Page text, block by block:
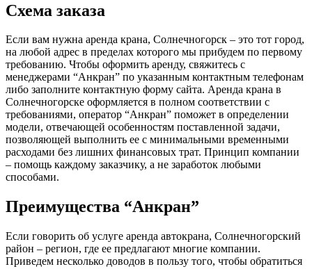
Схема заказа
Если вам нужна аренда крана, Солнечногорск – это тот город,
на любой адрес в пределах которого мы прибудем по первому
требованию. Чтобы оформить аренду, свяжитесь с
менеджерами “Анкран” по указанным контактным телефонам
либо заполните контактную форму сайта. Аренда крана в
Солнечногорске оформляется в полном соответствии с
требованиями, оператор “Анкран” поможет в определении
модели, отвечающей особенностям поставленной задачи,
позволяющей выполнить ее с минимальными временными
расходами без лишних финансовых трат. Принцип компании
– помощь каждому заказчику, а не заработок любыми
способами.
Преимущества “Анкран”
Если говорить об услуге аренда автокрана, Солнечногорский
район – регион, где ее предлагают многие компании.
Приведем несколько доводов в пользу того, чтобы обратиться